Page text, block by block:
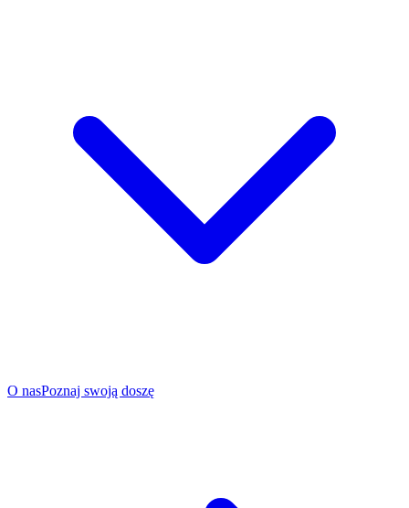
O nasPoznaj swoją doszę